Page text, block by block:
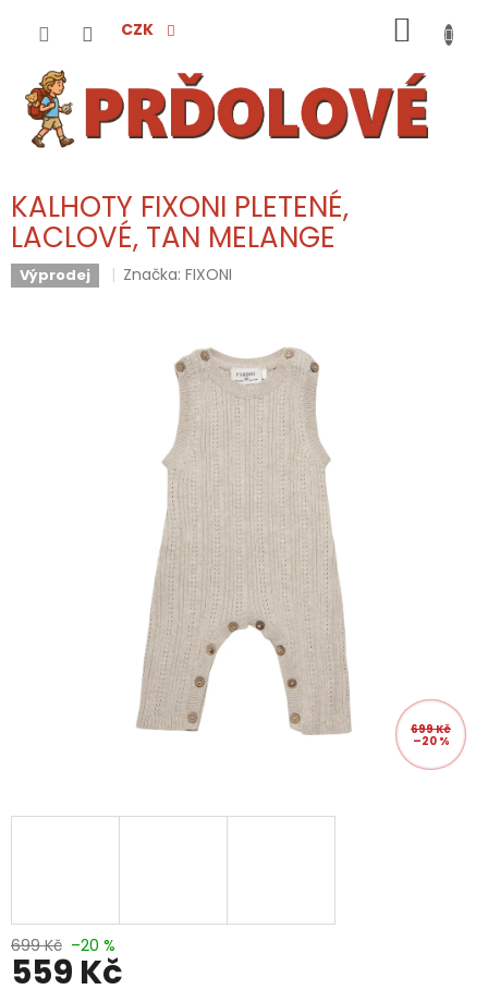
CZK
KOŠÍK
KALHOTY FIXONI PLETENÉ,
LACLOVÉ, TAN MELANGE
Výprodej Značka:FIXONI
699 Kč
–20 %
699 Kč –20 %
559 Kč